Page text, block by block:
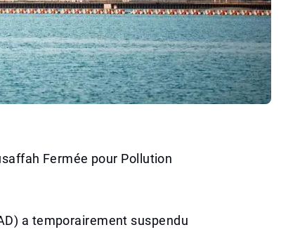
Fermée pour Pollution
a temporairement suspendu